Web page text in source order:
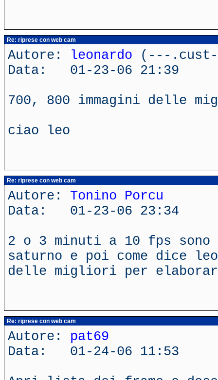
Re: riprese con web cam
Autore: leonardo (---
Data: 01-23-06 21:39
700, 800 immagini delle
ciao leo
Re: riprese con web cam
Autore: Tonino Porcu
Data: 01-23-06 23:34
2 o 3 minuti a 10 fps
saturno e poi come dice
delle migliori per
Re: riprese con web cam
Autore: pat69
Data: 01-24-06 11:53